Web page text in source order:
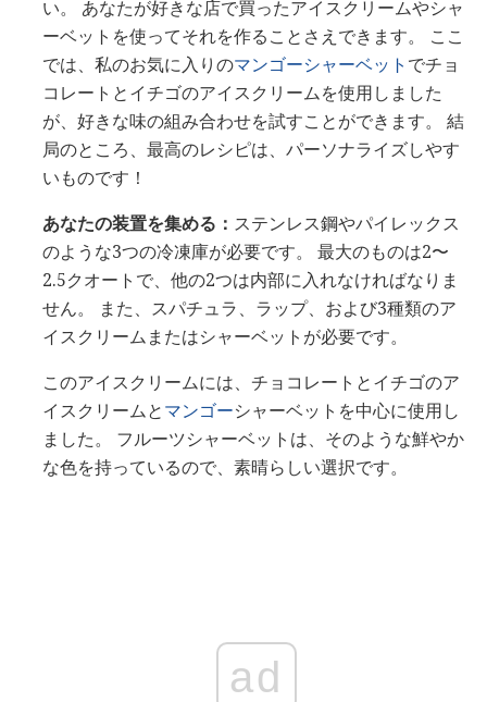
い。 あなたが好きな店で買ったアイスクリームやシャ
ーベットを使ってそれを作ることさえできます。 ここ
では、私のお気に入りのマンゴーシャーベット でチョ
コレートとイチゴのアイスクリームを使用しました
が、好きな味の組み合わせを試すことができます。 結
局のところ、最高のレシピは、パーソナライズしやす
いものです！
あなたの装置を集める： ステンレス鋼やパイレックス
のような3つの冷凍庫が必要です。 最大のものは2〜
2.5クオートで、他の2つは内部に入れなければなりま
せん。 また、スパチュラ、ラップ、および3種類のア
イスクリームまたはシャーベットが必要です。
このアイスクリームには、チョコレートとイチゴのア
イスクリームと マンゴーシャーベットを中心に使用し
ました。 フルーツシャーベットは、そのような鮮やか
な色を持っているので、素晴らしい選択です。
ad